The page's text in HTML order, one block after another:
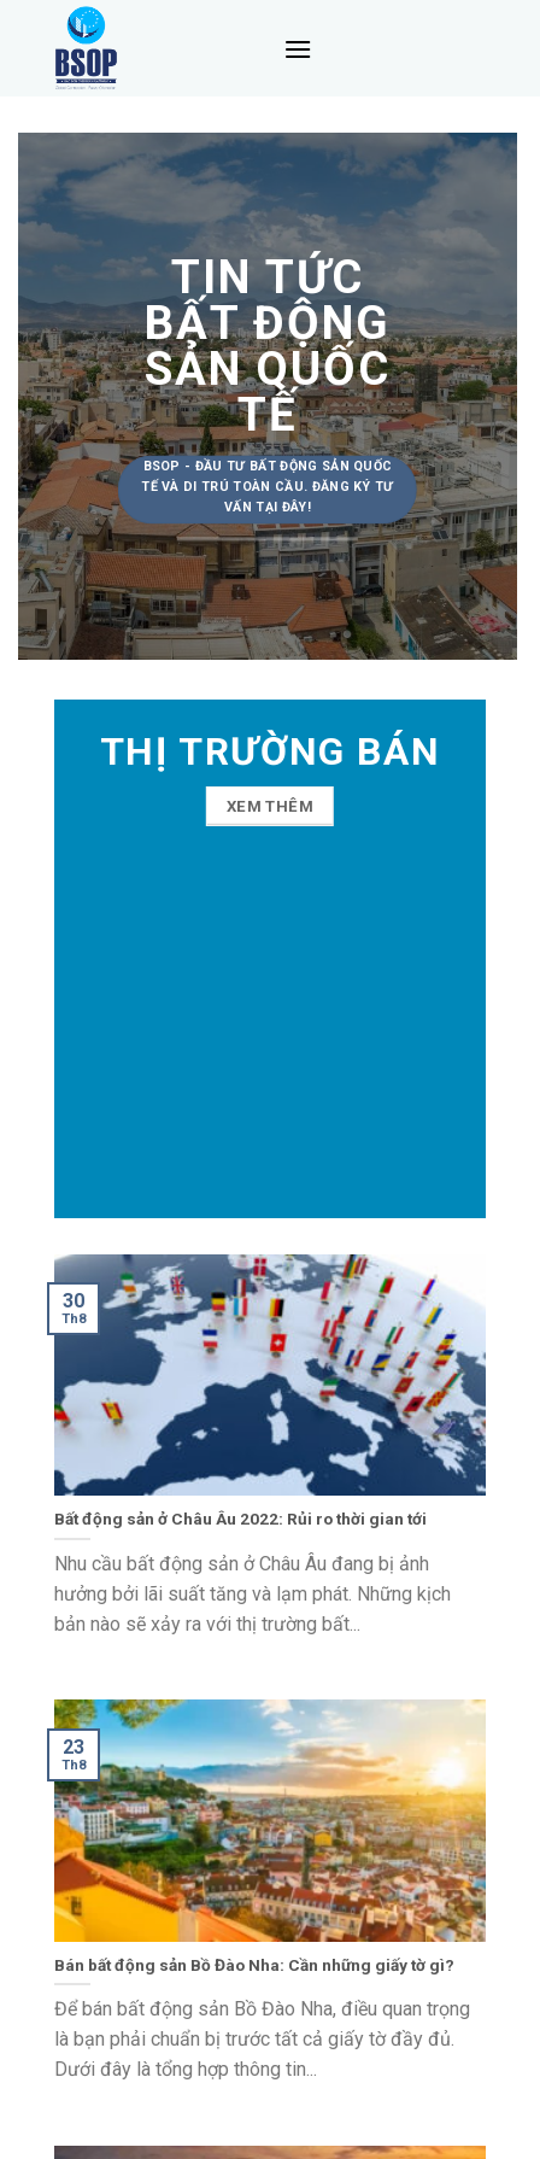
content
TIN TỨC
BẤT ĐỘNG
SẢN QUỐC
TẾ
BSOP - ĐẦU TƯ BẤT ĐỘNG SẢN QUỐC
TẾ VÀ DI TRÚ TOÀN CẦU. ĐĂNG KÝ TƯ
VẤN TẠI ĐÂY!
THỊ TRƯỜNG BÁN
XEM THÊM
Bất động sản ở Châu Âu 2022: Rủi ro thời gian tới
Nhu cầu bất động sản ở Châu Âu đang bị ảnh
hưởng bởi lãi suất tăng và lạm phát. Những kịch
bản nào sẽ xảy ra với thị trường bất...
30
Th8
Bán bất động sản Bồ Đào Nha: Cần những giấy tờ gì?
Để bán bất động sản Bồ Đào Nha, điều quan trọng
là bạn phải chuẩn bị trước tất cả giấy tờ đầy đủ.
Dưới đây là tổng hợp thông tin...
23
Th8